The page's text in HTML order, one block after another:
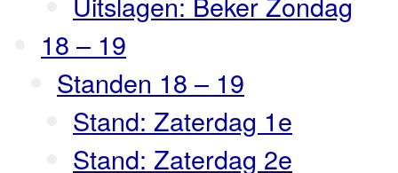
18 – 19
Standen 18 – 19
Stand: Zaterdag 1e
Stand: Zaterdag 2e